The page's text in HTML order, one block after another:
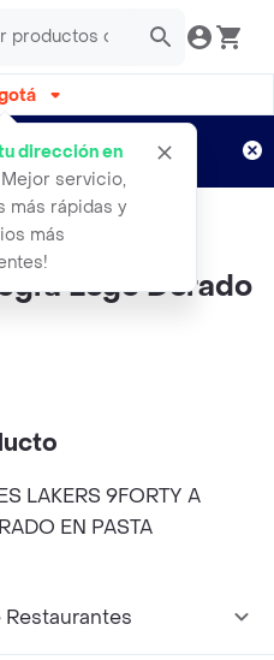
dirección en
Mejor servicio,
más rápidas y
más
semanas
Aplican TyC
Lakers
Logo Dorado
LAKERS 9FORTY A
EN PASTA